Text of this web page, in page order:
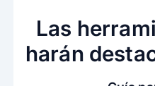
Las
harán